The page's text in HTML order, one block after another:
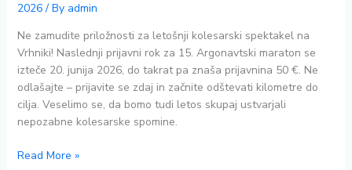
2026/ By admin
Ne zamudite priložnosti za letošnji kolesarski spektakel na
Vrhniki! Naslednji prijavni rok za 15. Argonavtski maraton se
izteče 20. junija 2026, do takrat pa znaša prijavnina 50 €. Ne
odlašajte – prijavite se zdaj in začnite odštevati kilometre do
cilja. Veselimo se, da bomo tudi letos skupaj ustvarjali
nepozabne kolesarske spomine.
Kolesarji,
Read More »